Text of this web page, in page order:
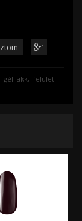
1
gél lakk felületi